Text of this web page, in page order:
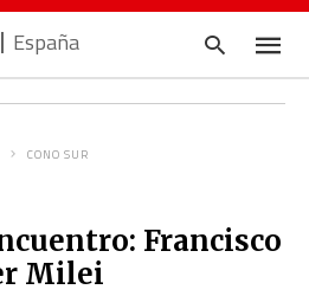
España
y
CONO SUR
Francisco
Milei